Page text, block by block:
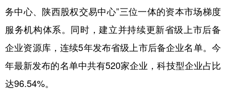
务中心、陕西股权交易中心”三位一体的资本市场梯度
服务机构体系。同时，建立并持续更新省级上市后备
企业资源库，连续5年发布省级上市后备企业名单。今
年最新发布的名单中共有520家企业，科技型企业占比
达96.54%。